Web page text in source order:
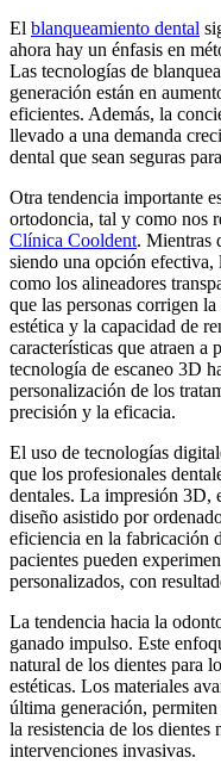
El blanqueamiento dental
ahora hay un énfasis en
Las tecnologías de
generación están en
eficientes. Además, la
llevado a una demanda
dental que sean seguras
Otra tendencia importante
ortodoncia, tal y como nos
Clínica Cooldent. Mientras
siendo una opción
como los alineadores
que las personas corrigen
estética y la capacidad de
características que atraen a
tecnología de escaneo 3D
personalización de los
precisión y la eficacia.
El uso de tecnologías
que los profesionales
dentales. La impresión 3D,
diseño asistido por
eficiencia en la fabricación
pacientes pueden
personalizados, con
La tendencia hacia la
ganado impulso. Este
natural de los dientes para
estéticas. Los materiales
última generación,
la resistencia de los dientes
intervenciones invasivas.